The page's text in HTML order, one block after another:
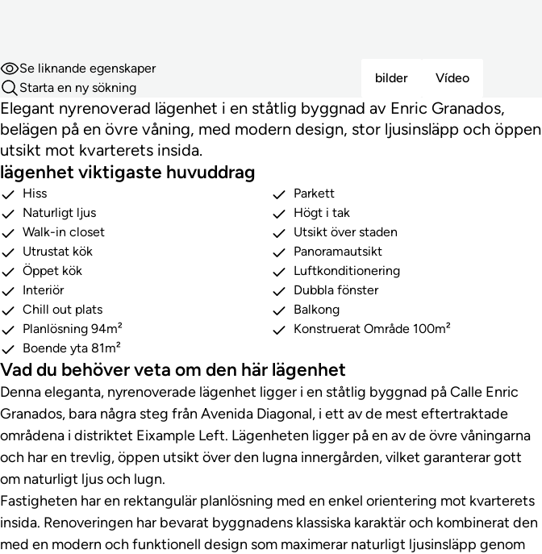
bilder Vídeo
Se liknande egenskaper
Starta en ny sökning
Elegant nyrenoverad lägenhet i en ståtlig byggnad av Enric Granados,
belägen på en övre våning, med modern design, stor ljusinsläpp och öppen
utsikt mot kvarterets insida.
lägenhet viktigaste huvuddrag
Hiss
Parkett
Naturligt ljus
Högt i tak
Walk-in closet
Utsikt över staden
Utrustat kök
Panoramautsikt
Öppet kök
Luftkonditionering
Interiör
Dubbla fönster
Chill out plats
Balkong
Planlösning 94m²
Konstruerat Område 100m²
Boende yta 81m²
Vad du behöver veta om den här lägenhet
Denna eleganta, nyrenoverade lägenhet ligger i en ståtlig byggnad på Calle Enric
Granados, bara några steg från Avenida Diagonal, i ett av de mest eftertraktade
områdena i distriktet Eixample Left. Lägenheten ligger på en av de övre våningarna
och har en trevlig, öppen utsikt över den lugna innergården, vilket garanterar gott
om naturligt ljus och lugn.
Fastigheten har en rektangulär planlösning med en enkel orientering mot kvarterets
insida. Renoveringen har bevarat byggnadens klassiska karaktär och kombinerat den
med en modern och funktionell design som maximerar naturligt ljusinsläpp genom